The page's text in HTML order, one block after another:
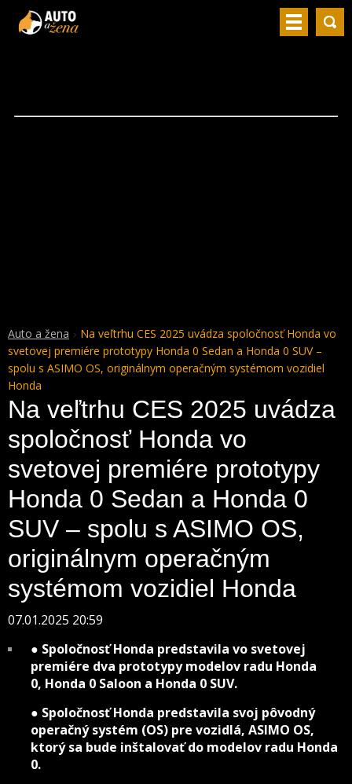
Auto a žena
Na veľtrhu CES 2025 uvádza spoločnosť Honda vo
svetovej premiére prototypy Honda 0 Sedan a Honda 0 SUV –
spolu s ASIMO OS, originálnym operačným systémom vozidiel
Honda
Na veľtrhu CES 2025 uvádza
spoločnosť Honda vo
svetovej premiére prototypy
Honda 0 Sedan a Honda 0
SUV – spolu s ASIMO OS,
originálnym operačným
systémom vozidiel Honda
07.01.2025 20:59
● Spoločnosť Honda predstavila vo svetovej
premiére dva prototypy modelov radu Honda
0, Honda 0 Saloon a Honda 0 SUV.
● Spoločnosť Honda predstavila svoj pôvodný
operačný systém (OS) pre vozidlá, ASIMO OS,
ktorý sa bude inštalovať do modelov radu Honda
0.